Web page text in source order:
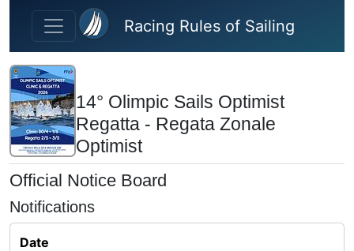
Skip to main content
Racing Rules of Sailing
14° Olimpic Sails Optimist
Regatta - Regata Zonale
Optimist
Official Notice Board
Notifications
Date